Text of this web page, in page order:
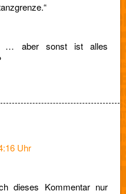
… aber sonst ist alles
Uhr
dieses Kommentar nur